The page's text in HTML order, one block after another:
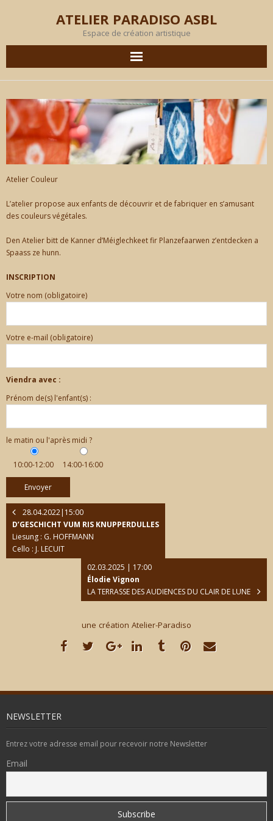
ATELIER PARADISO ASBL
Espace de création artistique
AGENDA
EN IMAGES
PRODUCTION
OBJECTIF
MEMBRES
L’ATELIER
CONTACT
Atelier Couleur
L’atelier propose aux enfants de découvrir et de fabriquer en s’amusant
des couleurs végétales.
Den Atelier bitt de Kanner d’Méiglechkeet fir Planzefaarwen z’entdecken a
Spaass ze hunn.
INSCRIPTION
Votre nom (obligatoire)
Votre e-mail (obligatoire)
Viendra avec :
Prénom de(s) l'enfant(s) :
le matin ou l'après midi ?
10:00-12:00 14:00-16:00
28.04.2022|15:00
D’GESCHICHT VUM RIS KNUPPERDULLES
Liesung : G. HOFFMANN
Cello : J. LECUIT
02.03.2025 | 17:00
Élodie Vignon
LA TERRASSE DES AUDIENCES DU CLAIR DE LUNE
une création Atelier-Paradiso
NEWSLETTER
Entrez votre adresse email pour recevoir notre Newsletter
Email